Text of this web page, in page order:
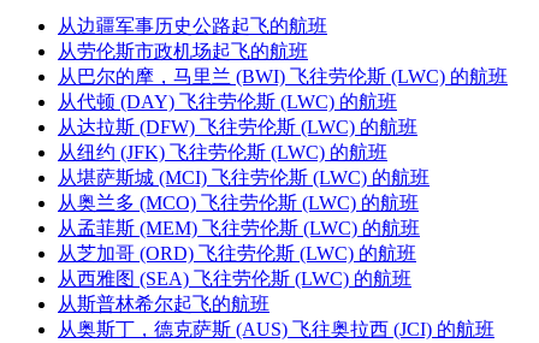
从边疆军事历史公路起飞的航班
从劳伦斯市政机场起飞的航班
从巴尔的摩，马里兰 (BWI) 飞往劳伦斯 (LWC) 的航班
从代顿 (DAY) 飞往劳伦斯 (LWC) 的航班
从达拉斯 (DFW) 飞往劳伦斯 (LWC) 的航班
从纽约 (JFK) 飞往劳伦斯 (LWC) 的航班
从堪萨斯城 (MCI) 飞往劳伦斯 (LWC) 的航班
从奥兰多 (MCO) 飞往劳伦斯 (LWC) 的航班
从孟菲斯 (MEM) 飞往劳伦斯 (LWC) 的航班
从芝加哥 (ORD) 飞往劳伦斯 (LWC) 的航班
从西雅图 (SEA) 飞往劳伦斯 (LWC) 的航班
从斯普林希尔起飞的航班
从奥斯丁，德克萨斯 (AUS) 飞往奥拉西 (JCI) 的航班